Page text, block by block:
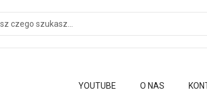
O NAS
YOUTUBE